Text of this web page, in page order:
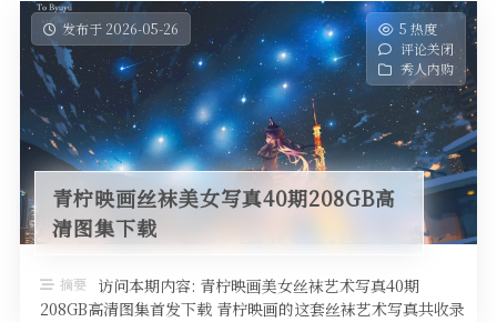
发布于 2026-05-26
5 热度
评论关闭
秀人内购
青柠映画丝袜美女写真40期208GB高
清图集下载
摘要
访问本期内容: 青柠映画美女丝袜艺术写真40期
208GB高清图集首发下载 青柠映画的这套丝袜艺术写真共收录